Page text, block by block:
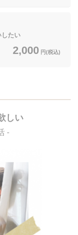
たい
2,000 円(税込)
しい
-